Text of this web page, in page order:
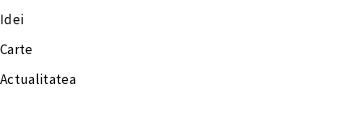
Idei
Carte
Actualitatea